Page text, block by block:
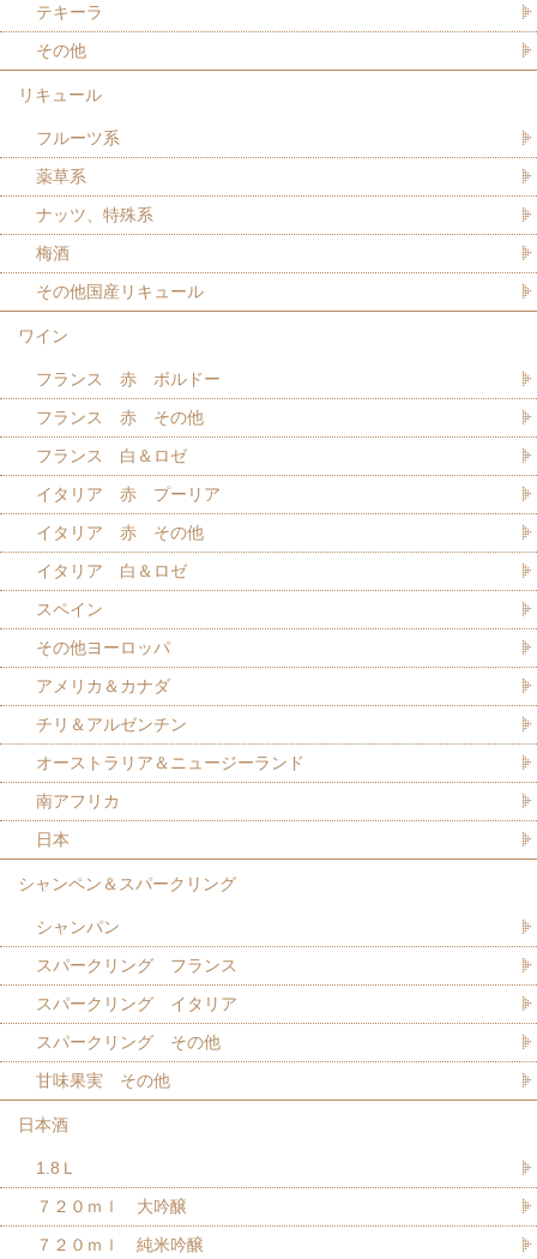
テキーラ
その他
リキュール
フルーツ系
薬草系
ナッツ、特殊系
梅酒
その他国産リキュール
ワイン
フランス 赤 ボルドー
フランス 赤 その他
フランス 白＆ロゼ
イタリア 赤 プーリア
イタリア 赤 その他
イタリア 白＆ロゼ
スペイン
その他ヨーロッパ
アメリカ＆カナダ
チリ＆アルゼンチン
オーストラリア＆ニュージーランド
南アフリカ
日本
シャンペン＆スパークリング
シャンパン
スパークリング フランス
スパークリング イタリア
スパークリング その他
甘味果実 その他
日本酒
1.8Ｌ
７２０ｍｌ 大吟醸
７２０ｍｌ 純米吟醸